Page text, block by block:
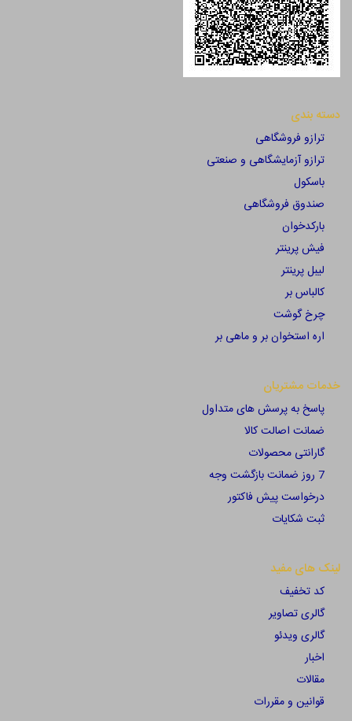
دسته بندی
ترازو فروشگاهی
ترازو آزمایشگاهی و صنعتی
باسکول
صندوق فروشگاهی
بارکدخوان
فیش پرینتر
لیبل پرینتر
کالباس بر
چرخ گوشت
اره استخوان بر و ماهی بر
خدمات مشتریان
پاسخ به پرسش های متداول
ضمانت اصالت کالا
گارانتی محصولات
7 روز ضمانت بازگشت وجه
درخواست پیش فاکتور
ثبت شکایات
لینک های مفید
کد تخفیف
گالری تصاویر
گالری ویدئو
اخبار
مقالات
قوانین و مقررات